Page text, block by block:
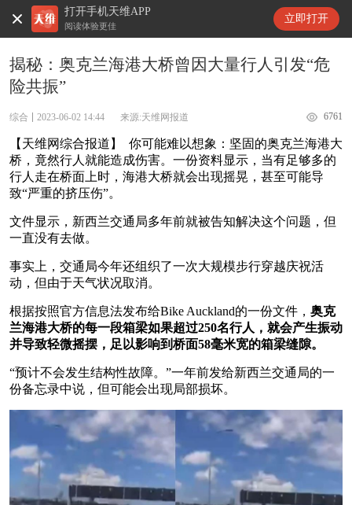
打开手机天维APP
阅读体验更佳
立即打开
天维新闻
揭秘：奥克兰海港大桥曾因大量行人引发“危
险共振”
综合 2023-06-02 14:44 来源:天维网报道 6761
【天维网综合报道】 你可能难以想象：坚固的奥克兰海港大
桥，竟然行人就能造成伤害。一份资料显示，当有足够多的
行人走在桥面上时，海港大桥就会出现摇晃，甚至可能导
致“严重的挤压伤”。
文件显示，新西兰交通局多年前就被告知解决这个问题，但
一直没有去做。
事实上，交通局今年还组织了一次大规模步行穿越庆祝活
动，但由于天气状况取消。
根据按照官方信息法发布给Bike Auckland的一份文件， 奥克
兰海港大桥的每一段箱梁如果超过250名行人，就会产生振动
并导致轻微摇摆，足以影响到桥面58毫米宽的箱梁缝隙。
“预计不会发生结构性故障。”一年前发给新西兰交通局的一
份备忘录中说，但可能会出现局部损坏。